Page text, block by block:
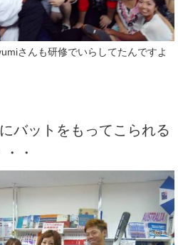
さんも研修でいらしてたんですよ
バットをもってこられる
・